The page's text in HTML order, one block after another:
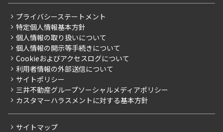
こだわりから探す
こだわり一覧
プレミアムマンション
新築
当社限定（港区・渋谷区）
当社限定（港区・渋谷区以外）
三井不動産企画
ご入居・提携サービス
お部屋探しからご契約まで
よくあるご質問
社宅紹介
【仲介会社様向け】当社仲介事業部取り扱い物件入居申込
会社情報
事業案内
採用情報
ニュースリリース
お問い合わせ
プライバシーステートメント
特定個人情報基本方針
個人情報の取り扱いについて
個人情報の開示等手続きについて
Cookieおよびアクセスログについて
利用者情報の外部送信について
サイトポリシー
三井不動産グループソーシャルメディアポリシー
カスタマーハラスメントに対する基本方針
サイトマップ